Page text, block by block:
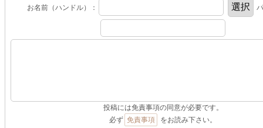
お名前（ハンドル）：
投稿には免責事項の同意が必要です。
必ず 免責事項
をお読み下さい。